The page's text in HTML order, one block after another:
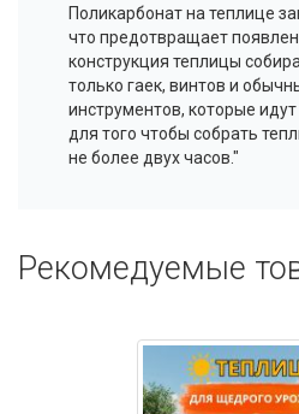
Поликарбонат на теплице
что предотвращает
конструкция теплицы
только гаек, винтов и
инструментов, которые
для того чтобы собрать
не более двух часов."
Рекомедуемые